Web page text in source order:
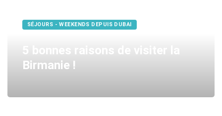
SÉJOURS - WEEKENDS DEPUIS DUBAI
5 bonnes raisons de visiter la
Birmanie !